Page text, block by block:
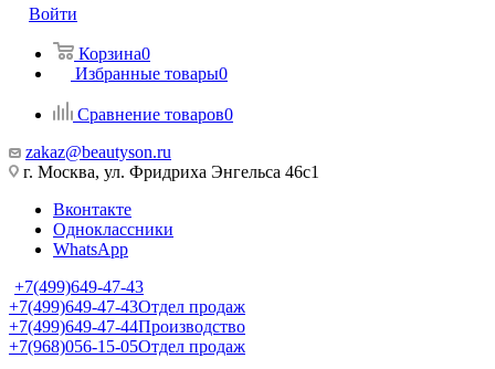
Войти
Корзина0
Избранные товары0
Сравнение товаров0
zakaz@beautyson.ru
г. Москва, ул. Фридриха Энгельса 46с1
Вконтакте
Одноклассники
WhatsApp
+7(499)649-47-43
+7(499)649-47-43Отдел продаж
+7(499)649-47-44Производство
+7(968)056-15-05Отдел продаж